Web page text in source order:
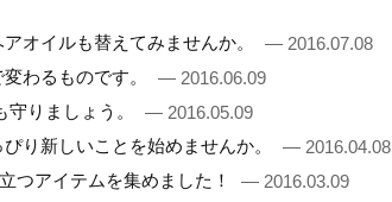
オイルも替えてみませんか。
— 2016.07.08
わるものです。
— 2016.06.09
りましょう。
— 2016.05.09
り新しいことを始めませんか。
— 2016.04.08
つアイテムを集めました！
— 2016.03.09